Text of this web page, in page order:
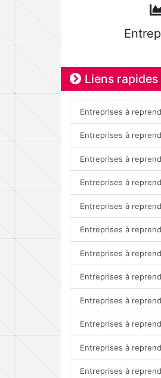
Liens
Entreprises à
Entreprises à
Entreprises à
Entreprises à
Entreprises à
Entreprises à
Entreprises à
Entreprises à
Entreprises à
Entreprises à
Entreprises à
Entreprises à